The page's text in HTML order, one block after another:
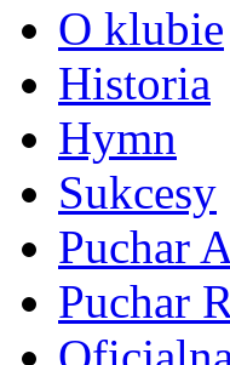
O klubie
Historia
Hymn
Sukcesy
Puchar
Puchar